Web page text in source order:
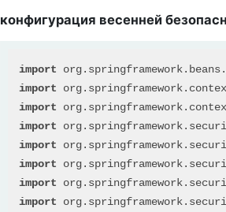
конфигурация весенней
import
import
import
import
import
import
import
import